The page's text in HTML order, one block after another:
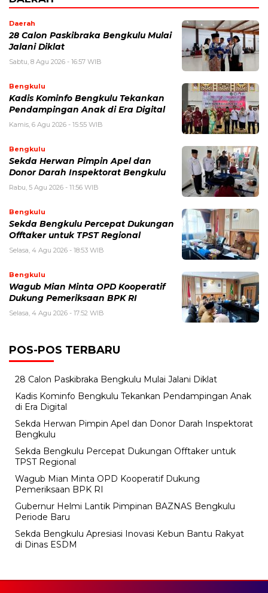
Daerah
28 Calon Paskibraka Bengkulu Mulai
Jalani Diklat
Sabtu, 8 Agu 2026 - 16:57 WIB
Bengkulu
Kadis Kominfo Bengkulu Tekankan
Pendampingan Anak di Era Digital
Kamis, 6 Agu 2026 - 15:55 WIB
Bengkulu
Sekda Herwan Pimpin Apel dan
Donor Darah Inspektorat Bengkulu
Rabu, 5 Agu 2026 - 11:56 WIB
Bengkulu
Sekda Bengkulu Percepat Dukungan
Offtaker untuk TPST Regional
Selasa, 4 Agu 2026 - 18:53 WIB
Bengkulu
Wagub Mian Minta OPD Kooperatif
Dukung Pemeriksaan BPK RI
Selasa, 4 Agu 2026 - 17:52 WIB
POS-POS TERBARU
28 Calon Paskibraka Bengkulu Mulai Jalani Diklat
Kadis Kominfo Bengkulu Tekankan Pendampingan Anak
di Era Digital
Sekda Herwan Pimpin Apel dan Donor Darah Inspektorat
Bengkulu
Sekda Bengkulu Percepat Dukungan Offtaker untuk
TPST Regional
Wagub Mian Minta OPD Kooperatif Dukung
Pemeriksaan BPK RI
Gubernur Helmi Lantik Pimpinan BAZNAS Bengkulu
Periode Baru
Sekda Bengkulu Apresiasi Inovasi Kebun Bantu Rakyat
di Dinas ESDM